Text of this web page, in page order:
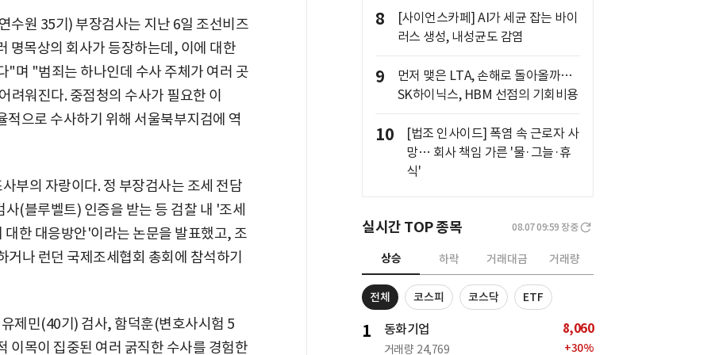
수원 35기) 부장검사는 지난 6일 조선비즈
명목상의 회사가 등장하는데, 이에 대한
"며 "범죄는 하나인데 수사 주체가 여러 곳
려워진다. 중점청의 수사가 필요한 이
으로 수사하기 위해 서울북부지검에 역
부의 자랑이다. 정 부장검사는 조세 전담
(블루벨트) 인증을 받는 등 검찰 내 '조세
한 대응방안'이라는 논문을 발표했고, 조
나 런던 국제조세협회 총회에 참석하기
제민(40기) 검사, 함덕훈(변호사시험 5
이목이 집중된 여러 굵직한 수사를 경험한
8
[사이언스카페] AI가 세균 잡는 바이
러스 생성, 내성균도 감염
9
먼저 맺은 LTA, 손해로 돌아올까…
SK하이닉스, HBM 선점의 기회비용
10
[법조 인사이드] 폭염 속 근로자 사
망… 회사 책임 가른 '물·그늘·휴
식'
실시간 TOP 종목 08.07 09:59 장중
상승 하락 거래대금 거래량
전체 코스피 코스닥 ETF
1 동화기업
거래량 24,769
8,060
+30%